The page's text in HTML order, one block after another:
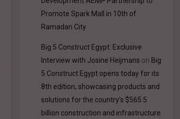
Promote Spark Mall in 10th of
Ramadan City
Big 5 Construct Egypt: Exclusive
Interview with Josine Heijmans on Big
5 Construct Egypt opens today for its
8th edition, showcasing products and
solutions for the country’s $565.5
billion construction and infrastructure